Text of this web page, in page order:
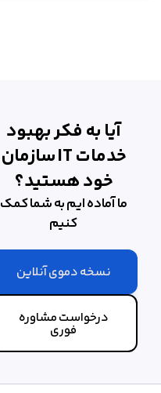
آیا به فکر بهبود
خدمات IT سازمان
خود هستید؟
ما آماده ایم به شما کمک
کنیم
نسخه دموی آنلاین
درخواست مشاوره
فوری